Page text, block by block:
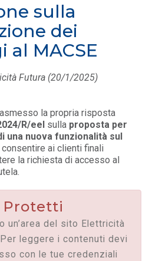
sulla
dei
al MACSE
Futura (20/1/2025)
la propria risposta
R/eel sulla proposta per
una nuova funzionalità sul
ai clienti finali
la richiesta di accesso al
Protetti
un’area del sito Elettricità
leggere i contenuti devi
con le tue credenziali